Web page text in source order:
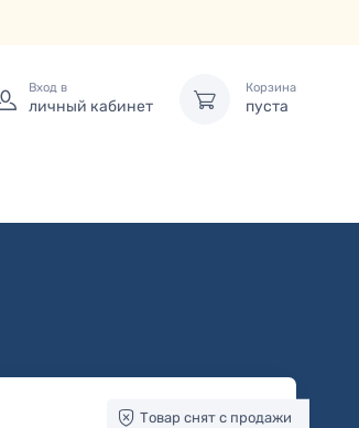
Вход в
личный кабинет
Корзина
пуста
Товар снят с продажи